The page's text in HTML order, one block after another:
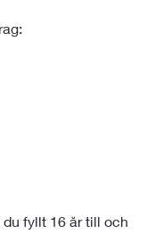
fyllt 16 år till och